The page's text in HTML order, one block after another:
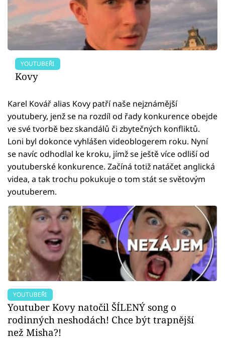
YOUTUBEŘI
Kovy
Karel Kovář alias Kovy patří naše nejznámější
youtubery, jenž se na rozdíl od řady konkurence obejde
ve své tvorbě bez skandálů či zbytečných konfliktů.
Loni byl dokonce vyhlášen videoblogerem roku. Nyní
se navíc odhodlal ke kroku, jímž se ještě více odliší od
youtuberské konkurence. Začíná totiž natáčet anglická
videa, a tak trochu pokukuje o tom stát se světovým
youtuberem.
YOUTUBEŘI
Youtuber Kovy natočil ŠÍLENÝ song o
rodinných neshodách! Chce být trapnější
než Misha?!